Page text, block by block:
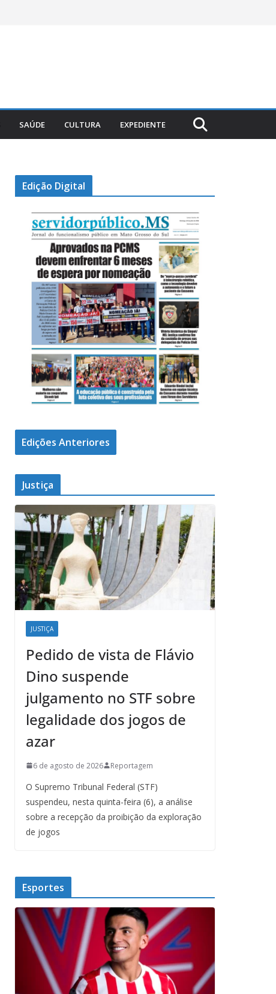
SAÚDE CULTURA EXPEDIENTE
Edição Digital
Edições Anteriores
Justiça
JUSTIÇA
Pedido de vista de Flávio
Dino suspende
julgamento no STF sobre
legalidade dos jogos de
azar
6 de agosto de 2026 Reportagem
O Supremo Tribunal Federal (STF)
suspendeu, nesta quinta-feira (6), a análise
sobre a recepção da proibição da exploração
de jogos
Esportes